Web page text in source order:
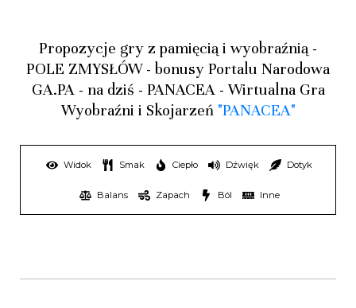
Propozycje gry z pamięcią i wyobraźnią -
POLE ZMYSŁÓW - bonusy Portalu Narodowa
GA.PA - na dziś - PANACEA - Wirtualna Gra
Wyobraźni i Skojarzeń "PANACEA"
Widok Smak Ciepło Dźwięk Dotyk
Balans Zapach Ból Inne